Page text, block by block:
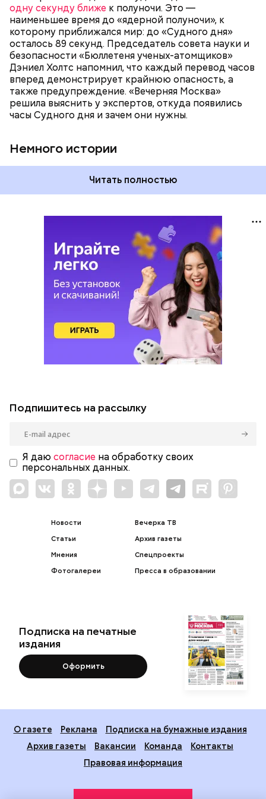
одну секунду ближе к полуночи. Это —
наименьшее время до «ядерной полуночи», к
которому приближался мир: до «Судного дня»
осталось 89 секунд. Председатель совета науки и
безопасности «Бюллетеня ученых-атомщиков»
Дэниел Холтс напомнил, что каждый перевод часов
вперед демонстрирует крайнюю опасность, а
также предупреждение. «Вечерняя Москва»
решила выяснить у экспертов, откуда появились
часы Судного дня и зачем они нужны.
Немного истории
году часы Судного дня впервые за очень долгое
время показали свое самое близкое к катастрофе
время — без двух минут полночь. Вторая холодная
война между США и уже Россией стала обыденным
предметом обсуждения для аналитиков со всего
мира. Но, помимо перспективы отправиться в
«атомный рай», с 2007 года на стрелку часов
влияет еще одна глобальная угроза —
климатические изменения.
Читать полностью
Подпишитесь на рассылку
Я даю согласие на обработку своих
персональных данных.
Новости
Статьи
Мнения
Фотогалереи
Вечерка ТВ
Архив газеты
Спецпроекты
Пресса в образовании
Подписка на печатные
издания
Оформить
О газете Реклама
Подписка на бумажные издания
Архив газеты
Вакансии Команда
Контакты
Правовая информация